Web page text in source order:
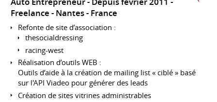
Freelance
Nantes France
Refonte de site d’association :
thesocialdressing
racing-west
Réalisation d’outils WEB :
Outils d’aide à la création de mailing list « ciblé » basé
sur l'API Viadeo pour générer des leads
Création de sites vitrines administrables